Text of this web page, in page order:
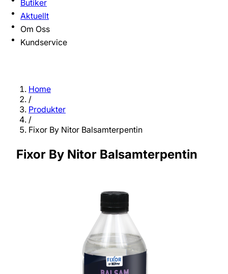
Butiker
Aktuellt
Om Oss
Kundservice
Home
/
Produkter
/
Fixor By Nitor Balsamterpentin
Fixor By Nitor Balsamterpentin